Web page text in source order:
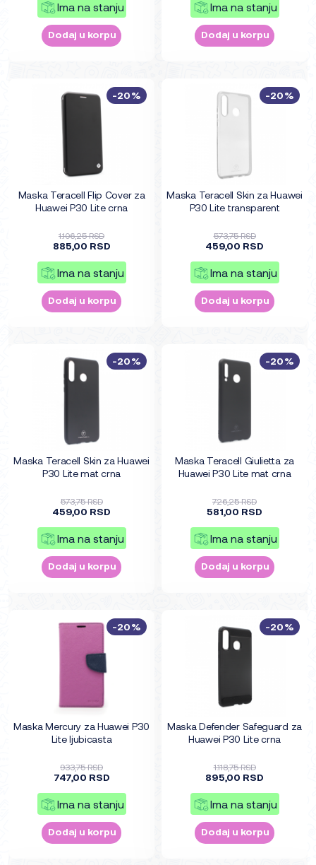
Ima na stanju
Dodaj u korpu
Ima na stanju
Dodaj u korpu
Maska Teracell Flip Cover za
Huawei P30 Lite crna
1.106,25 RSD
885,00 RSD
Ima na stanju
Dodaj u korpu
-20%
Maska Teracell Skin za Huawei
P30 Lite transparent
573,75 RSD
459,00 RSD
Ima na stanju
Dodaj u korpu
-20%
Maska Teracell Skin za Huawei
P30 Lite mat crna
573,75 RSD
459,00 RSD
Ima na stanju
Dodaj u korpu
-20%
Maska Teracell Giulietta za
Huawei P30 Lite mat crna
726,25 RSD
581,00 RSD
Ima na stanju
Dodaj u korpu
-20%
Maska Mercury za Huawei P30
Lite ljubicasta
933,75 RSD
747,00 RSD
Ima na stanju
Dodaj u korpu
-20%
Maska Defender Safeguard za
Huawei P30 Lite crna
1.118,75 RSD
895,00 RSD
Ima na stanju
Dodaj u korpu
-20%